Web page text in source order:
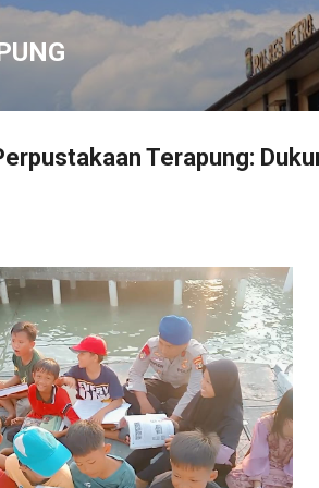
ke konten utama
Terapung: